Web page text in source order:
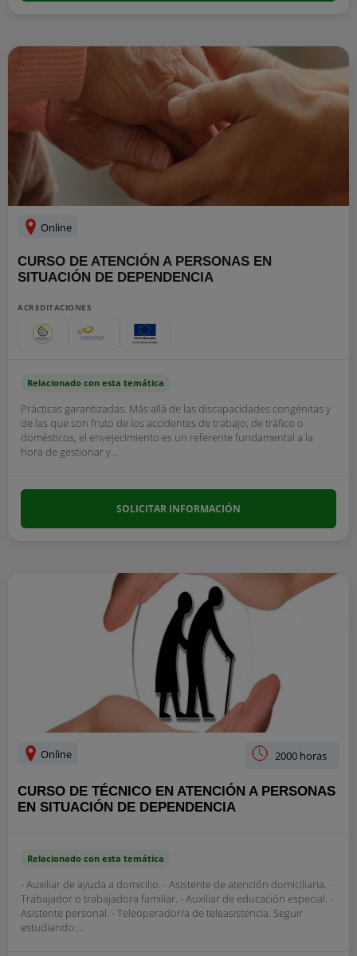
Online
CURSO DE ATENCIÓN A PERSONAS EN
SITUACIÓN DE DEPENDENCIA
ACREDITACIONES
Relacionado con esta temática
Prácticas garantizadas. Más allá de las discapacidades congénitas y
de las que son fruto de los accidentes de trabajo, de tráfico o
domésticos, el envejecimiento es un referente fundamental a la
hora de gestionar y...
SOLICITAR INFORMACIÓN
Online 2000 horas
CURSO DE TÉCNICO EN ATENCIÓN A PERSONAS
EN SITUACIÓN DE DEPENDENCIA
Relacionado con esta temática
- Auxiliar de ayuda a domicilio. - Asistente de atención domiciliaria. -
Trabajador o trabajadora familiar. - Auxiliar de educación especial. -
Asistente personal. - Teleoperador/a de teleasistencia. Seguir
estudiando:...